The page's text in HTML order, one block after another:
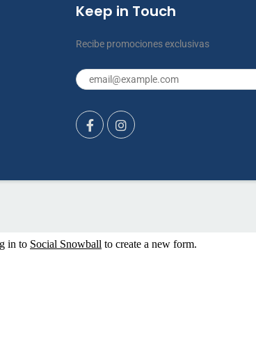
Keep in Touch
Recibe promociones exclusivas